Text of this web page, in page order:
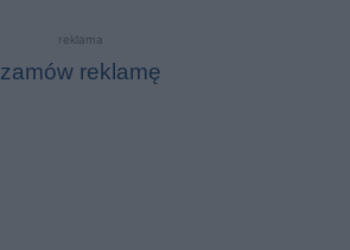
reklama
zamów reklamę